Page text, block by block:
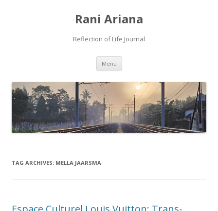
Rani Ariana
Reflection of Life Journal
Menu Skip
content
TAG ARCHIVES: MELLA JAARSMA